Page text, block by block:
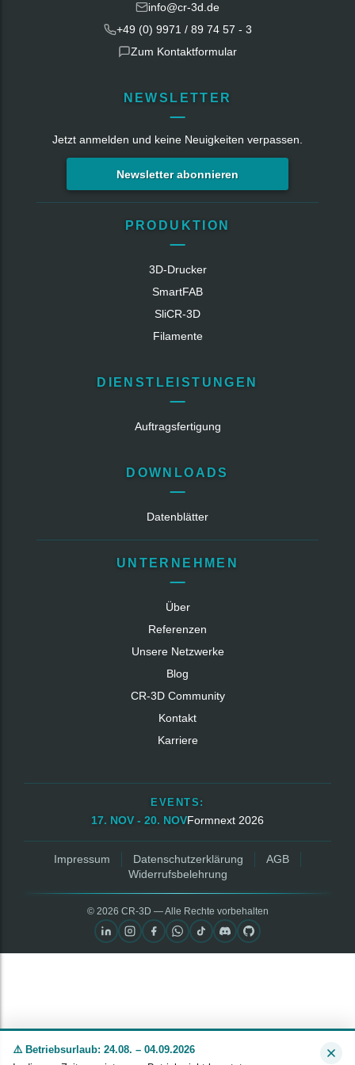
info@cr-3d.de
+49 (0) 9971 / 89 74 57 - 3
Zum Kontaktformular
NEWSLETTER
Jetzt anmelden und keine Neuigkeiten verpassen.
Newsletter abonnieren
PRODUKTION
3D-Drucker
SmartFAB
SliCR‑3D
Filamente
DIENSTLEISTUNGEN
Auftragsfertigung
DOWNLOADS
Datenblätter
UNTERNEHMEN
Über
Referenzen
Unsere Netzwerke
Blog
CR‑3D Community
Kontakt
Karriere
EVENTS:
17. NOV - 20. NOVFormnext 2026
Impressum Datenschutzerklärung
AGB
Widerrufsbelehrung
© 2026 CR‑3D — Alle Rechte vorbehalten
⚠️ Betriebsurlaub: 24.08. – 04.09.2026